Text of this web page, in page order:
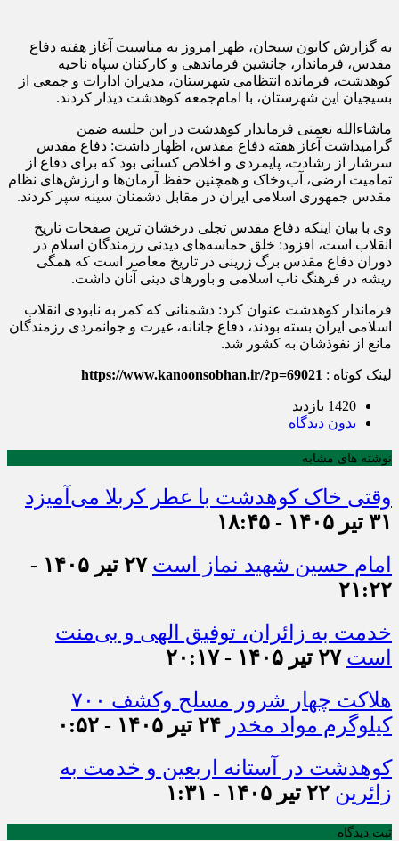
به گزارش کانون سبحان، ظهر امروز به مناسبت آغاز هفته دفاع
مقدس، فرماندار، جانشین فرماندهی و کارکنان سپاه ناحیه
کوهدشت، فرمانده انتظامی شهرستان، مدیران ادارات و جمعی از
بسیجیان این شهرستان، با امام‌جمعه کوهدشت دیدار کردند.
ماشاءالله نعمتی فرماندار کوهدشت در این جلسه ضمن
گرامیداشت آغاز هفته دفاع مقدس، اظهار داشت: دفاع مقدس
سرشار از رشادت، پایمردی و اخلاص کسانی بود که برای دفاع از
تمامیت ارضی، آب‌وخاک و همچنین حفظ آرمان‌ها و ارزش‌های نظام
مقدس جمهوری اسلامی ایران در مقابل دشمنان سینه سپر کردند.
وی با بیان اینکه دفاع مقدس تجلی درخشان ترین صفحات تاریخ
انقلاب است، افزود: خلق حماسه‌های دیدنی رزمندگان اسلام در
دوران دفاع مقدس برگ زرینی در تاریخ معاصر است که همگی
ریشه در فرهنگ ناب اسلامی و باورهای دینی آنان داشت.
فرماندار کوهدشت عنوان کرد: دشمنانی که کمر به نابودی انقلاب
اسلامی ایران بسته بودند، دفاع جانانه، غیرت و جوانمردی رزمندگان
مانع از نفوذشان به کشور شد.
لینک کوتاه : https://www.kanoonsobhan.ir/?p=69021
1420 بازدید
بدون دیدگاه
نوشته های مشابه
وقتی خاک کوهدشت با عطر کربلا می‌آمیزد
۳۱ تیر ۱۴۰۵ - ۱۸:۴۵
امام حسین شهید نماز است
۲۷ تیر ۱۴۰۵ -
۲۱:۲۲
خدمت به زائران، توفیق الهی و بی‌منت
است ۲۷ تیر ۱۴۰۵ - ۲۰:۱۷
هلاکت چهار شرور مسلح وکشف ۷۰۰
کیلوگرم مواد مخدر ۲۴ تیر ۱۴۰۵ - ۰:۵۲
کوهدشت در آستانه اربعین و خدمت‌ به
زائرین ۲۲ تیر ۱۴۰۵ - ۱:۳۱
ثبت دیدگاه